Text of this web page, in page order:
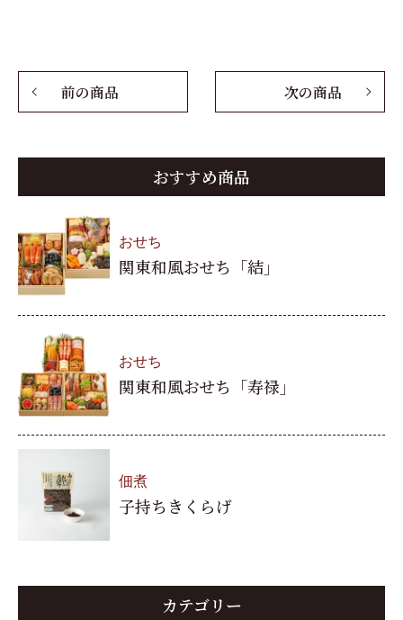
前の商品 次の商品
おすすめ商品
おせち
関東和風おせち「結」
おせち
関東和風おせち「寿禄」
佃煮
子持ちきくらげ
カテゴリー